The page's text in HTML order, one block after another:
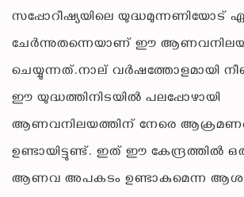
സപ്പോറീഷ്യയിലെ യുദ്ധമുന്നണിയോട്
ചേർന്നുതന്നെയാണ് ഈ ആണവനിലയം
ചെയ്യുന്നത്.നാല് വർഷത്തോളമായി
ഈ യുദ്ധത്തിനിടയിൽ പലപ്പോഴായി
ആണവനിലയത്തിന് നേരെ
ഉണ്ടായിട്ടുണ്ട്. ഇത് ഈ കേന്ദ്രത്തിൽ
ആണവ അപകടം ഉണ്ടാകുമെന്ന